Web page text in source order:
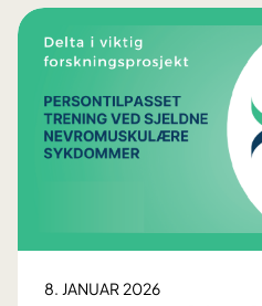
m
e
l
i
n
e
8. JANUAR 2026